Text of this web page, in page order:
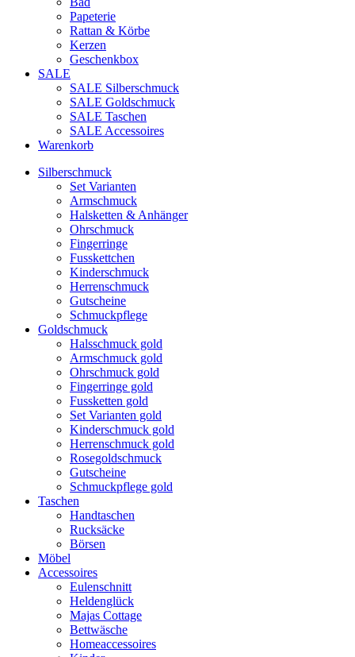
Papeterie
Rattan & Körbe
Kerzen
Geschenkbox
SALE
SALE Silberschmuck
SALE Goldschmuck
SALE Taschen
SALE Accessoires
Warenkorb
Silberschmuck
Set Varianten
Armschmuck
Halsketten & Anhänger
Ohrschmuck
Fingerringe
Fusskettchen
Kinderschmuck
Herrenschmuck
Gutscheine
Schmuckpflege
Goldschmuck
Halsschmuck gold
Armschmuck gold
Ohrschmuck gold
Fingerringe gold
Fussketten gold
Set Varianten gold
Kinderschmuck gold
Herrenschmuck gold
Rosegoldschmuck
Gutscheine
Schmuckpflege gold
Taschen
Handtaschen
Rucksäcke
Börsen
Möbel
Accessoires
Eulenschnitt
Heldenglück
Majas Cottage
Bettwäsche
Homeaccessoires